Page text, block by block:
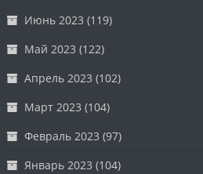
Июнь 2023 (119)
Май 2023 (122)
Апрель 2023 (102)
Март 2023 (104)
Февраль 2023 (97)
Январь 2023 (104)